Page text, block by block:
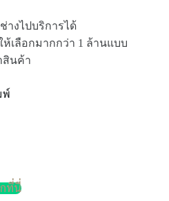
างไปบริการได้
เลือกมากกว่า 1 ล้านแบบ
สินค้า
พ์
ที่นี่